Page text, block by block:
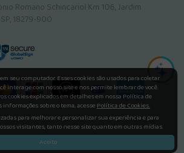
Romano Schincariol Km 106, Jardim
18279-900
seu computador. Esses cookies são usados para coletar
interage com nosso site e nos permite lembrar de você.
cookies explicados em detalhes em nossa Política de
informações sobre o tema, acessePolítica de Cookies.
para melhorar e personalizar sua experiência e para
visitantes, tanto nesse site quanto em outras mídias.
Aceito